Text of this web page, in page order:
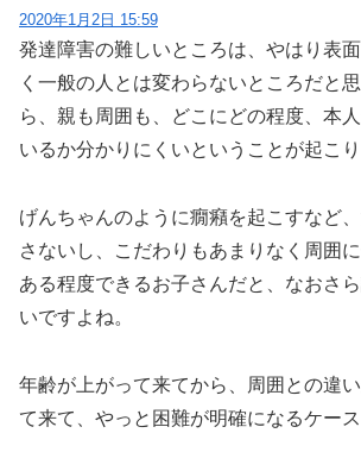
2020年1月2日 15:59
発達障害の難しいところは、やはり表
く一般の人とは変わらないところだと
ら、親も周囲も、どこにどの程度、本
いるか分かりにくいということが起こり
げんちゃんのように癇癪を起こすなど
さないし、こだわりもあまりなく周囲
ある程度できるお子さんだと、なおさ
いですよね。
年齢が上がって来てから、周囲との違
て来て、やっと困難が明確になるケース